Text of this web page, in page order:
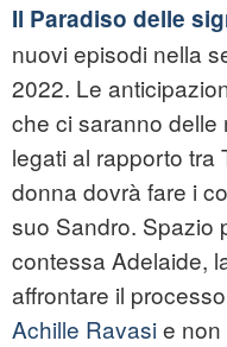
Il Paradiso delle
nuovi episodi nella
2022. Le
che ci saranno delle
legati al rapporto tra
donna dovrà fare i
suo Sandro. Spazio
contessa Adelaide,
affrontare il
Achille Ravasie non